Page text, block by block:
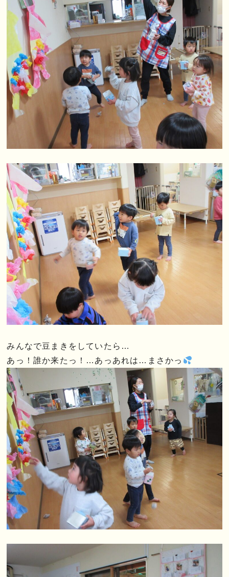
みんなで豆まきをしていたら…
あっ！誰か来たっ！…あっあれは…まさかっ